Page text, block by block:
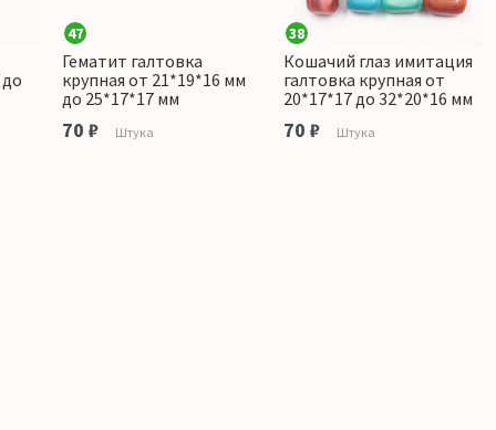
47
Гематит галтовка
крупная от 21*19*16 мм
до 25*17*17 мм
70 ₽ Штука
38
Кошачий глаз имитация
галтовка крупная от
20*17*17 до 32*20*16 мм
70 ₽ Штука